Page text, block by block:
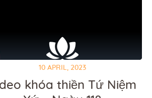
10 APRIL, 2023
khóa thiền Tứ Niệm